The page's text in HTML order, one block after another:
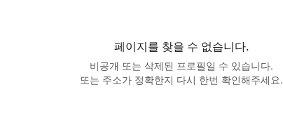
페이지를 찾을 수 없습니다.
비공개 또는 삭제된 프로필일 수 있습니다.
또는 주소가 정확한지 다시 한번 확인해주세요.